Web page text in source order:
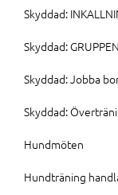
Skyddad:
Skyddad: GRUPPEN
Skyddad: Jobba
Skyddad:
Hundmöten
Hundträning